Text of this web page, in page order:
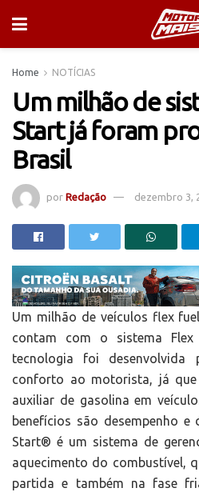
Home NOTÍCIAS
Um milhão de
Start já foram
Brasil
por Redação dezembro 3,
Um milhão de veículos flex
contam com o sistema
tecnologia foi desenvolvida
conforto ao motorista, já
auxiliar de gasolina em
benefícios são desempenho
Start® é um sistema de
aquecimento do combustível,
partida e também na fase